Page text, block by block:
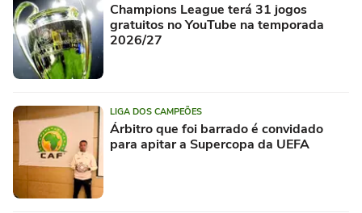
Champions League terá 31 jogos
gratuitos no YouTube na temporada
2026/27
LIGA DOS CAMPEÕES
Árbitro que foi barrado é convidado
para apitar a Supercopa da UEFA